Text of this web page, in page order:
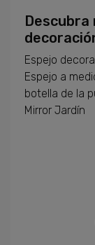
Descubra
Espejo
Espejo a
botella de la
Mirror Jardín